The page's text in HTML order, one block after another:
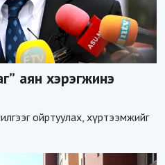
аян хэрэгжинэ
ойртуулах, хүртээмжийг